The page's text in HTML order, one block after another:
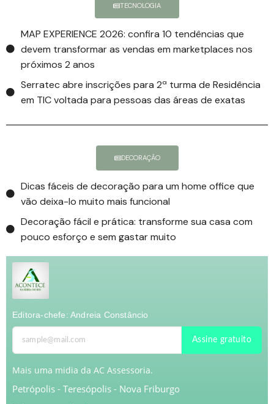
TECNOLOGIA
MAP EXPERIENCE 2026: confira 10 tendências que
devem transformar as vendas em marketplaces nos
próximos 2 anos
Serratec abre inscrições para 2ª turma de Residência
em TIC voltada para pessoas das áreas de exatas
DECORAÇÃO
Dicas fáceis de decoração para um home office que
vão deixa-lo muito mais funcional
Decoração fácil e prática: transforme sua casa com
pouco esforço e sem gastar muito
Editora-chefe: Andreia Constâncio
Assine gratuito
Mais uma midia da AC Assessoria.
Petrópolis - Teresópolis - Nova Friburgo